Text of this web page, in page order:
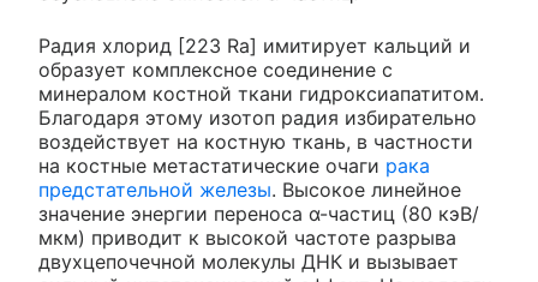
Радия хлорид [223 Ra] имитирует кальций и
образует комплексное соединение с
минералом костной ткани гидроксиапатитом.
Благодаря этому изотоп радия избирательно
воздействует на костную ткань, в частности
на костные метастатические очаги рака
предстательной железы. Высокое линейное
значение энергии переноса α-частиц (80 кэВ/
мкм) приводит к высокой частоте разрыва
двухцепочечной молекулы ДНК и вызывает